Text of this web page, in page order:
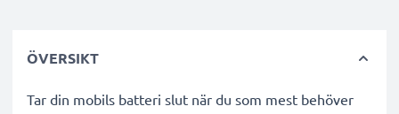
ÖVERSIKT
Tar din mobils batteri slut när du som mest behöver